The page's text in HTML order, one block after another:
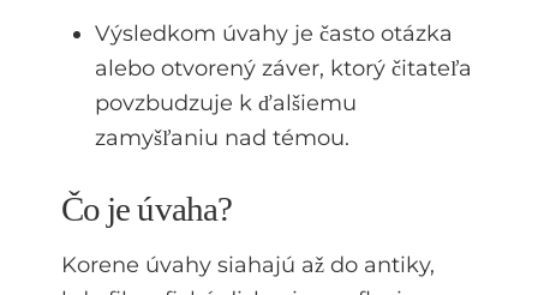
Výsledkom úvahy je často otázka
alebo otvorený záver, ktorý čitateľa
povzbudzuje k ďalšiemu
zamyšľaniu nad témou.
Čo je úvaha?
Korene úvahy siahajú až do antiky,